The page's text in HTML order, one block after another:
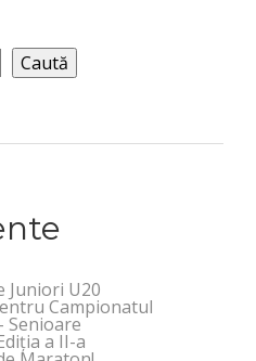
Caută
Juniori U20
Campionatul
Senioare
a II-a